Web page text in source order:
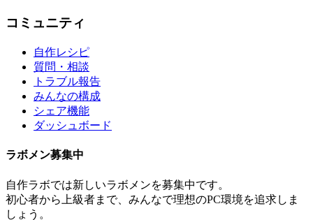
コミュニティ
自作レシピ
質問・相談
トラブル報告
みんなの構成
シェア機能
ダッシュボード
ラボメン募集中
自作ラボでは新しいラボメンを募集中です。
初心者から上級者まで、みんなで理想のPC環境を追求しま
しょう。